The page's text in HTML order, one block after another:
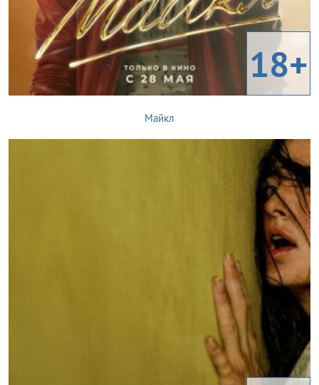
18+
Майкл